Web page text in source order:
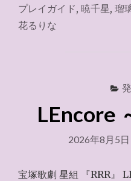
ン
プレイガイド, 暁千星, 瑠
花るりな
LEncore
2026年8月5日
宝塚歌劇 星組 『RRR』